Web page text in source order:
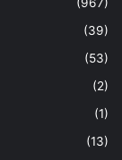
(39)
(53)
(2)
(1)
(13)